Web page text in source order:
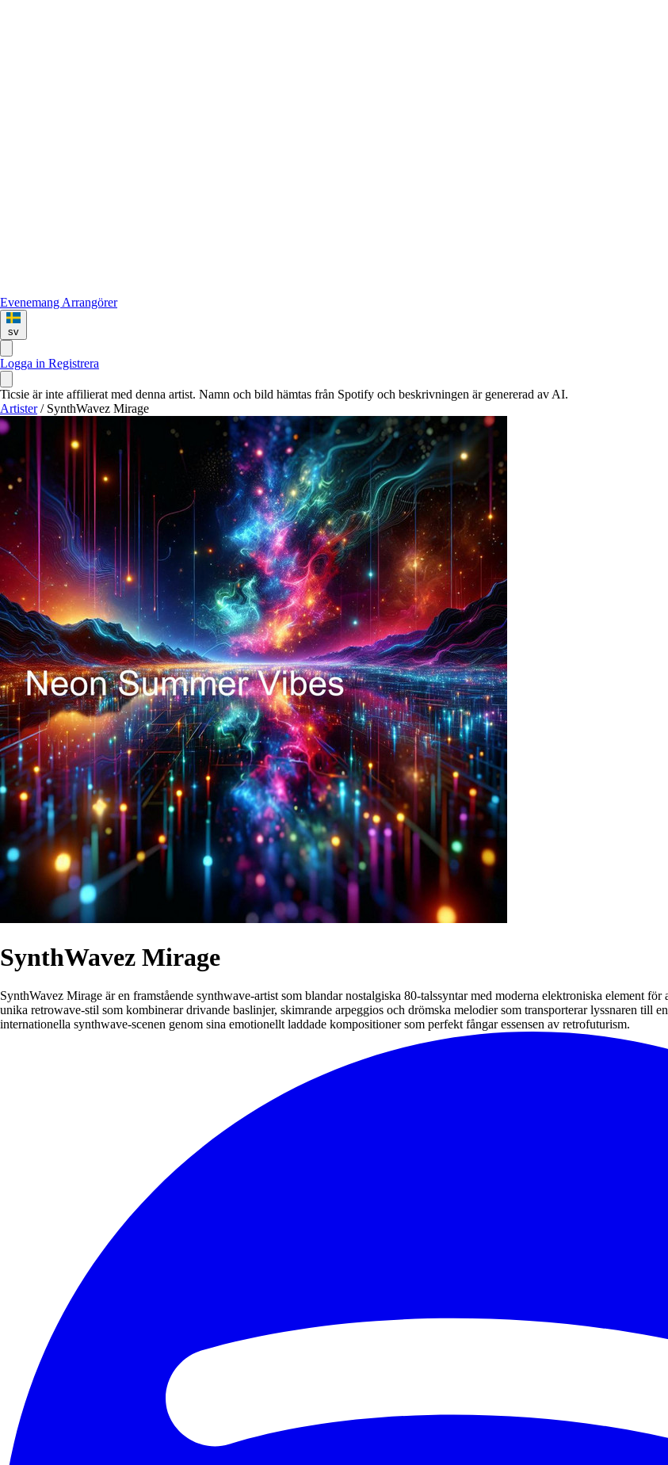
Evenemang Arrangörer
sv
Logga in Registrera
Ticsie är inte affilierat med denna artist. Namn och bild hämtas från Spotify och beskrivningen är genererad av AI.
Artister / SynthWavez Mirage
SynthWavez Mirage
SynthWavez Mirage är en framstående synthwave-artist som blandar nostalgiska 80-talssyntar med moderna elektroniska element
unika retrowave-stil som kombinerar drivande baslinjer, skimrande arpeggios och drömska melodier som transporterar lyssnaren till
internationella synthwave-scenen genom sina emotionellt laddade kompositioner som perfekt fångar essensen av retrofuturism.